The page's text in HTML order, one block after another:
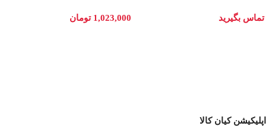
تماس بگیرید 1,023,000 تومان
اپلیکیشن کیان کالا